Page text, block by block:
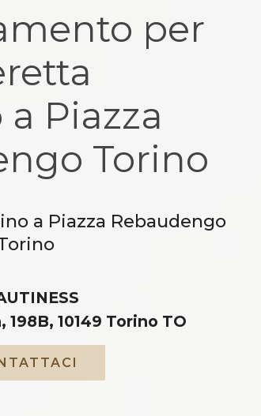
per
Piazza
Torino
a Piazza Rebaudengo
198B, 10149 Torino TO